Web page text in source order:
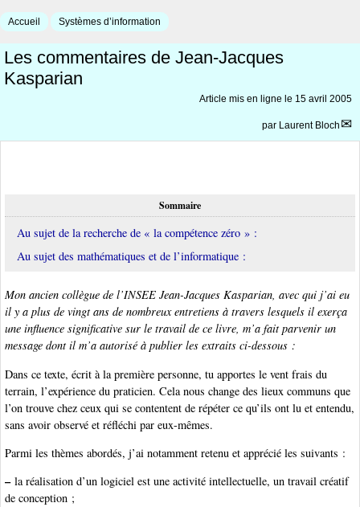
Accueil Systèmes d’information
Les commentaires de Jean-Jacques
Kasparian
Article mis en ligne le 15 avril 2005
par Laurent Bloch
Sommaire
Au sujet de la recherche de « la compétence zéro » :
Au sujet des mathématiques et de l’informatique :
Mon ancien collègue de l’INSEE Jean-Jacques Kasparian, avec qui j’ai eu
il y a plus de vingt ans de nombreux entretiens à travers lesquels il exerça
une influence significative sur le travail de ce livre, m’a fait parvenir un
message dont il m’a autorisé à publier les extraits ci-dessous :
Dans ce texte, écrit à la première personne, tu apportes le vent frais du
terrain, l’expérience du praticien. Cela nous change des lieux communs que
l’on trouve chez ceux qui se contentent de répéter ce qu’ils ont lu et entendu,
sans avoir observé et réfléchi par eux-mêmes.
Parmi les thèmes abordés, j’ai notamment retenu et apprécié les suivants :
–la réalisation d’un logiciel est une activité intellectuelle, un travail créatif
de conception ;